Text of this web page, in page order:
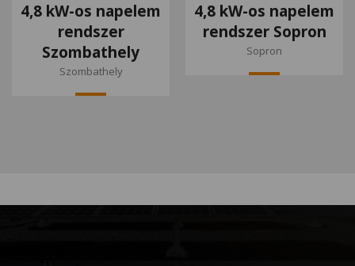
4,8 kW-os napelem
rendszer
Szombathely
Szombathely
4,8 kW-os napelem
rendszer Sopron
Sopron